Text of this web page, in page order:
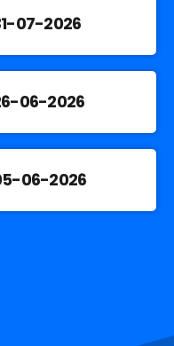
07-2026
06-2026
06-2026